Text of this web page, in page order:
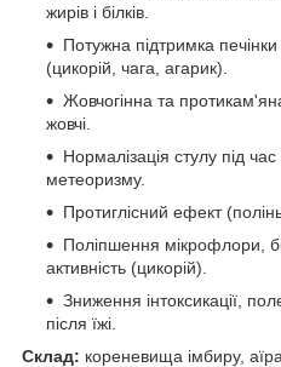
жирів і білків.
Потужна підтримка
(цикорій, чага, агарик).
Жовчогінна та
жовчі.
Нормалізація стулу під час
метеоризму.
Протиглісний ефект
Поліпшення мікрофлори,
активність (цикорій).
Зниження інтоксикації,
після їжі.
Склад: кореневища імбиру,